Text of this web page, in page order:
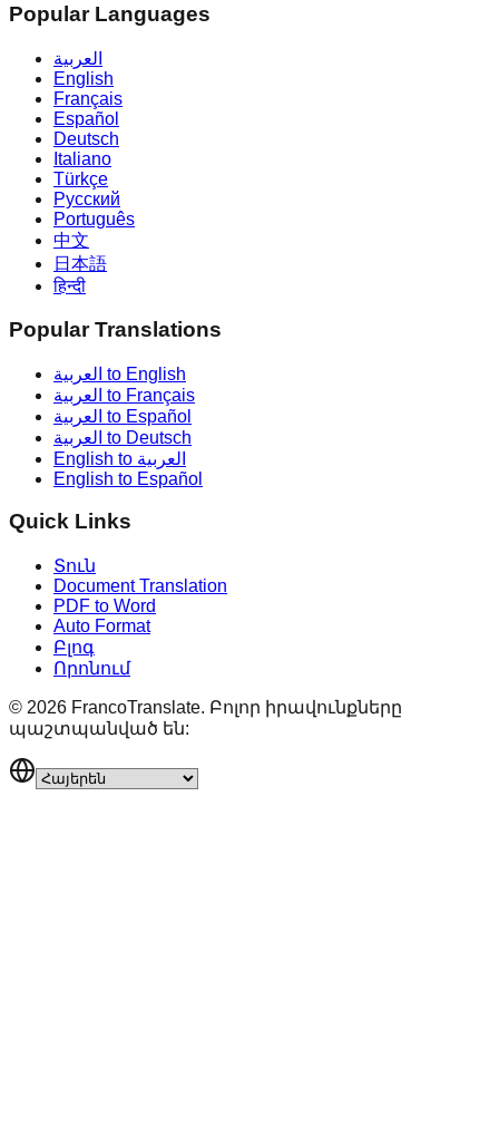
Popular Languages
العربية
English
Français
Español
Deutsch
Italiano
Türkçe
Русский
Português
中文
日本語
हिन्दी
Popular Translations
العربية to English
العربية to Français
العربية to Español
العربية to Deutsch
English to العربية
English to Español
Quick Links
Տուն
Document Translation
PDF to Word
Auto Format
Բլոգ
Որոնում
© 2026 FrancoTranslate. Բոլոր իրավունքները
պաշտպանված են: